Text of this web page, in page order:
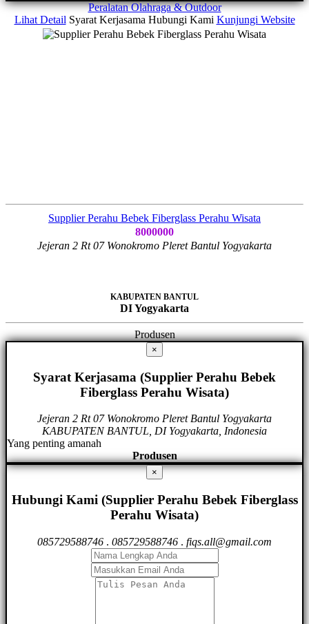
Peralatan Olahraga & Outdoor
Lihat Detail Syarat Kerjasama Hubungi Kami Kunjungi Website
Supplier Perahu Bebek Fiberglass Perahu Wisata
8000000
Jejeran 2 Rt 07 Wonokromo Pleret Bantul Yogyakarta
KABUPATEN BANTUL
DI Yogyakarta
Produsen
×
Syarat Kerjasama (Supplier Perahu Bebek
Fiberglass Perahu Wisata)
Jejeran 2 Rt 07 Wonokromo Pleret Bantul Yogyakarta
KABUPATEN BANTUL, DI Yogyakarta, Indonesia
Yang penting amanah
Produsen
×
Hubungi Kami (Supplier Perahu Bebek Fiberglass
Perahu Wisata)
085729588746 . 085729588746 . fiqs.all@gmail.com